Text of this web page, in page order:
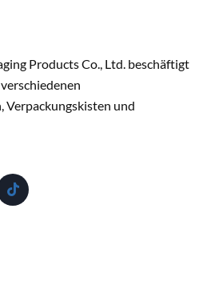
Products Co., Ltd. beschäftigt
Verpackungskisten und